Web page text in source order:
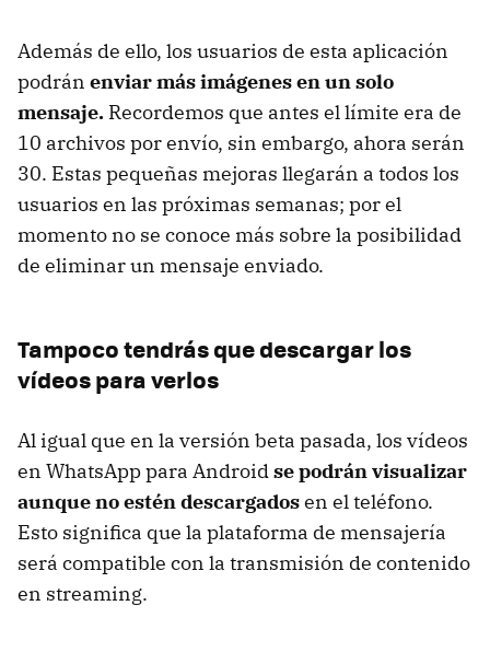
Además de ello, los usuarios de esta aplicación
podrán enviar más imágenes en un solo
mensaje. Recordemos que antes el límite era de
10 archivos por envío, sin embargo, ahora serán
30. Estas pequeñas mejoras llegarán a todos los
usuarios en las próximas semanas; por el
momento no se conoce más sobre la posibilidad
de eliminar un mensaje enviado.
Tampoco tendrás que descargar los
vídeos para verlos
Al igual que en la versión beta pasada, los vídeos
en WhatsApp para Androidse podrán visualizar
aunque no estén descargadosen el teléfono.
Esto significa que la plataforma de mensajería
será compatible con la transmisión de contenido
en streaming.